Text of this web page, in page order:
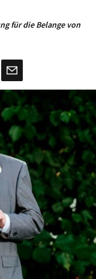
für die Belange von